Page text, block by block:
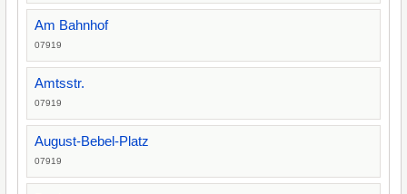
Am Bahnhof
07919
Amtsstr.
07919
August-Bebel-Platz
07919